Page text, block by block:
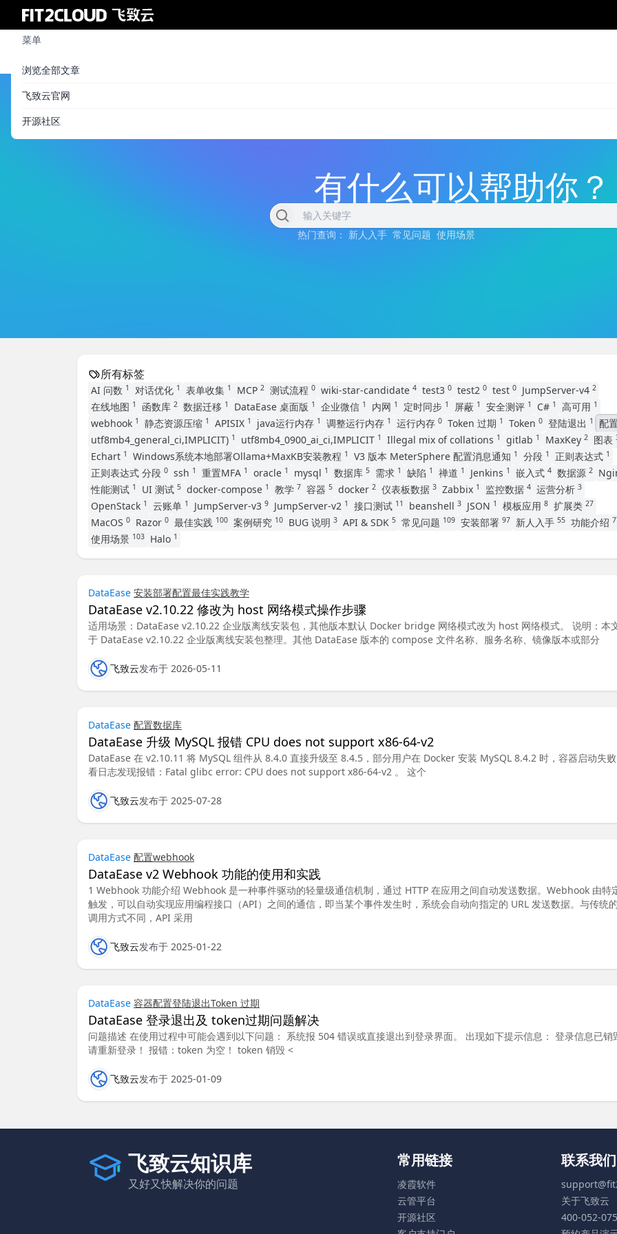
有什么可以帮助你？
热门查询： 新人入手 常见问题 使用场景
菜单
浏览全部文章
飞致云官网
开源社区
所有标签
AI 问数 1 对话优化 1 表单收集 1 MCP 2 测试流程 0 wiki-star-candidate 4 test3 0 test2 0 test 0 JumpServer-v4 2
在线地图 1 函数库 2 数据迁移 1 DataEase 桌面版 1 企业微信 1 内网 1 定时同步 1 屏蔽 1 安全测评 1 C# 1 高可用 1
webhook 1 静态资源压缩 1 APISIX 1 java运行内存 1 调整运行内存 1 运行内存 0 Token 过期 1 Token 0 登陆退出 1
配
utf8mb4_general_ci,IMPLICIT) 1 utf8mb4_0900_ai_ci,IMPLICIT 1 Illegal mix of collations 1 gitlab 1 MaxKey 2 图表
Echart 1 Windows系统本地部署Ollama+MaxKB安装教程 1 V3 版本 MeterSphere 配置消息通知 1 分段 1 正则表达式 1
正则表达式 分段 0 ssh 1 重置MFA 1 oracle 1 mysql 1 数据库 5 需求 1 缺陷 1 禅道 1 Jenkins 1 嵌入式 4 数据源 2
性能测试 1 UI 测试 5 docker-compose 1 教学 7 容器 5 docker 2 仪表板数据 3 Zabbix 1 监控数据 4 运营分析 3
OpenStack 1 云账单 1 JumpServer-v3 9 JumpServer-v2 1 接口测试 11 beanshell 3 JSON 1 模板应用 8 扩展类 27
MacOS 0 Razor 0 最佳实践 100 案例研究 10 BUG 说明 3 API & SDK 5 常见问题 109 安装部署 97 新人入手 55 功能介绍
使用场景 103 Halo 1
DataEase 安装部署配置最佳实践教学
DataEase v2.10.22 修改为 host 网络模式操作步骤
适用场景：DataEase v2.10.22 企业版离线安装包，其他版本默认 Docker bridge 网络模式改为 host 网络模式。 说明：本
于 DataEase v2.10.22 企业版离线安装包整理。其他 DataEase 版本的 compose 文件名称、服务名称、镜像版本或部分
飞致云发布于 2026-05-11
DataEase 配置数据库
DataEase 升级 MySQL 报错 CPU does not support x86-64-v2
DataEase 在 v2.10.11 将 MySQL 组件从 8.4.0 直接升级至 8.4.5，部分用户在 Docker 安装 MySQL 8.4.2 时，容器启动失
看日志发现报错：Fatal glibc error: CPU does not support x86-64-v2 。 这个
飞致云发布于 2025-07-28
DataEase 配置webhook
DataEase v2 Webhook 功能的使用和实践
1 Webhook 功能介绍 Webhook‌ 是一种事件驱动的轻量级通信机制，通过 HTTP 在应用之间自动发送数据。Webhook 由特
触发，可以自动实现应用编程接口（API）之间的通信，即当某个事件发生时，系统会自动向指定的 URL 发送数据。与传统
调用方式不同，API 采用
飞致云发布于 2025-01-22
DataEase 容器配置登陆退出Token 过期
DataEase 登录退出及 token过期问题解决
问题描述 在使用过程中可能会遇到以下问题： 系统报 504 错误或直接退出到登录界面。 出现如下提示信息： 登录信息已销
请重新登录！ 报错：token 为空！ token 销毁 <
飞致云发布于 2025-01-09
飞致云知识库
又好又快解决你的问题
常用链接
凌霞软件
云管平台
开源社区
联系我们
关于飞致云
400-052-